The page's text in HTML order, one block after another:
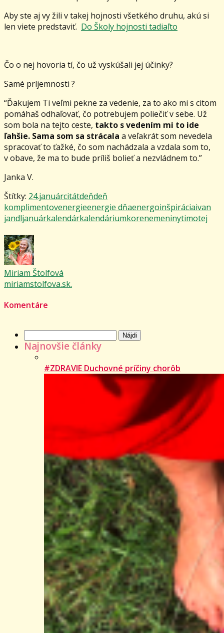
Aby ste aj vy žili v takej hojnosti všetkého druhu, akú si
len viete predstaviť. Do Školy hojnosti tadiaľto
Čo o nej hovoria tí, čo už vyskúšali jej účinky?
Samé príjemnosti ?
“Ďakujem Ti veľmi pekne za vedenie, za to ako mi s citom
pomáhaš odhaľovať, čo potrebujem poliečiť v sebe. Už
som bola na tejto ceste, takto s vedením mi to ide
ľahšie. Sama som sa strácala a veľakrát som nevedela
spracovať to ťažké, čo som nachádzala a vzdala som to,
v obave, že ma to bude príliš bolieť a nezvládnem to.”
Janka V.
Štítky: 24.januárcitátdeňdeň
komplimentovenergieenergie dňaenergoinšpiráciaivan
jandljanuárkalendárkalendáriumkorenemeninytimotej
Miriam Štolfová
miriamstolfova.sk.
Komentáre
Hľadať:
Najnovšie články
#ZDRAVIE Duchovné príčiny chorôb